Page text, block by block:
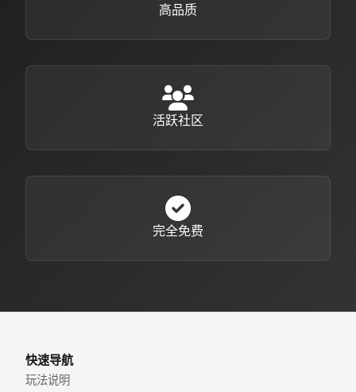
高品质
活跃社区
完全免费
快速导航
玩法说明